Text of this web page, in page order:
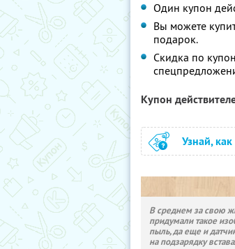
Один купон
Вы можете
подарок.
Скидка по
Купон
Узнай,
В среднем за свою
придумали такое
пыль, да еще и
на подзарядку